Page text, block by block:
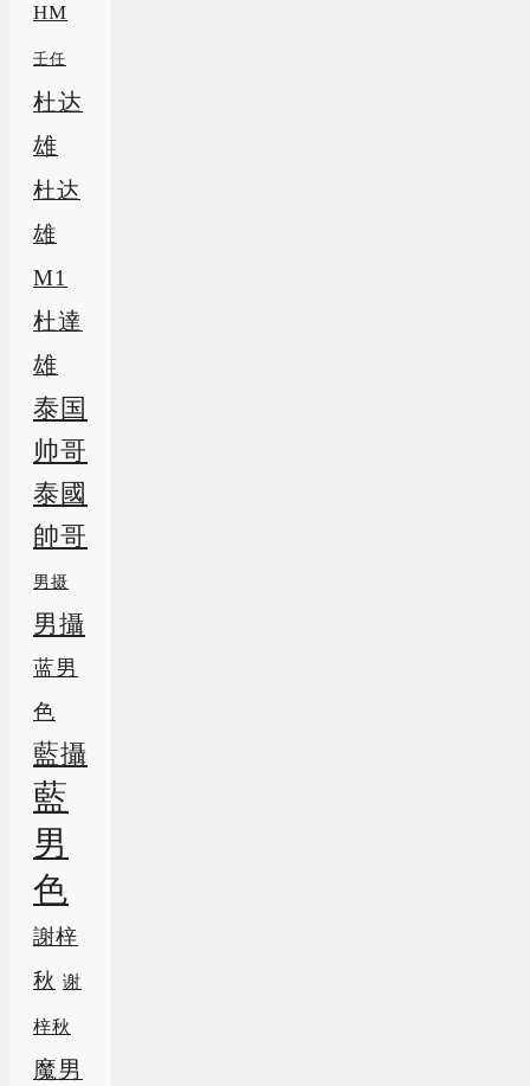
HM
壬任
杜达
雄
杜达
雄
M1
杜達
雄
泰国
帅哥
泰國
帥哥
男摄
男攝
蓝男
色
藍攝
藍
男
色
謝梓
秋 谢
梓秋
魔男